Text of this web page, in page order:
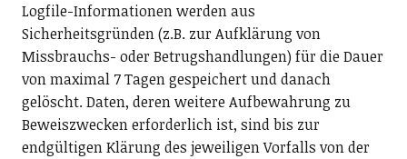
Logfile-Informationen werden aus
Sicherheitsgründen (z.B. zur Aufklärung von
Missbrauchs- oder Betrugshandlungen) für die Dauer
von maximal 7 Tagen gespeichert und danach
gelöscht. Daten, deren weitere Aufbewahrung zu
Beweiszwecken erforderlich ist, sind bis zur
endgültigen Klärung des jeweiligen Vorfalls von der